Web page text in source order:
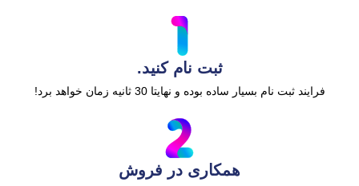
ثبت نام کنید.
فرایند ثبت نام بسیار ساده بوده و نهایتا 30 ثانیه زمان خواهد برد!
همکاری در فروش